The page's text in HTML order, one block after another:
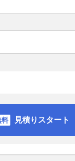
見積りスタート